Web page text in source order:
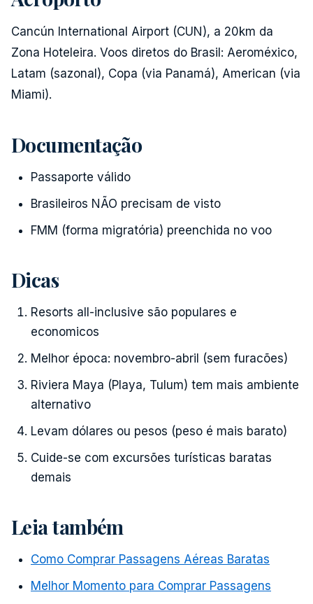
Cancún International Airport (CUN), a 20km da
Zona Hoteleira. Voos diretos do Brasil: Aeroméxico,
Latam (sazonal), Copa (via Panamá), American (via
Miami).
Documentação
Passaporte válido
Brasileiros NÃO precisam de visto
FMM (forma migratória) preenchida no voo
Dicas
Resorts all-inclusive são populares e
economicos
Melhor época: novembro-abril (sem furacões)
Riviera Maya (Playa, Tulum) tem mais ambiente
alternativo
Levam dólares ou pesos (peso é mais barato)
Cuide-se com excursões turísticas baratas
demais
Leia também
Como Comprar Passagens Aéreas Baratas
Melhor Momento para Comprar Passagens